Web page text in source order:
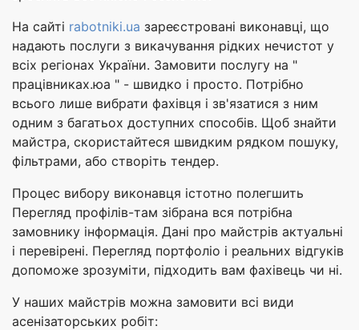
На сайті rabotniki.ua зареєстровані виконавці, що
надають послуги з викачування рідких нечистот у
всіх регіонах України. Замовити послугу на "
працівниках.юа " - швидко і просто. Потрібно
всього лише вибрати фахівця і зв'язатися з ним
одним з багатьох доступних способів. Щоб знайти
майстра, скористайтеся швидким рядком пошуку,
фільтрами, або створіть тендер.
Процес вибору виконавця істотно полегшить
Перегляд профілів-там зібрана вся потрібна
замовнику інформація. Дані про майстрів актуальні
і перевірені. Перегляд портфоліо і реальних відгуків
допоможе зрозуміти, підходить вам фахівець чи ні.
У наших майстрів можна замовити всі види
асенізаторських робіт: